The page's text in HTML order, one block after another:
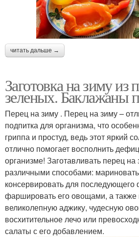
читать дальше →
Заготовка на зиму из
зеленых. Баклажаны
Перец на зиму . Перец на зиму –
подпитка для организма, что
гриппа и простуд, ведь этот яркий
отлично помогает восполнить
организме! Заготавливать перец
различными способами:
консервировать для
фаршировать его овощами, а также
великолепную аджику, чудесную
восхитительное лечо или
салаты с его добавлением.